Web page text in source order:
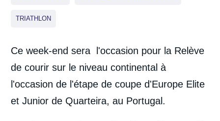
TRIATHLON
Ce week-end sera l'occasion pour la Relève
de courir sur le niveau continental à
l'occasion de l'étape de coupe d'Europe Elite
et Junior de Quarteira, au Portugal.